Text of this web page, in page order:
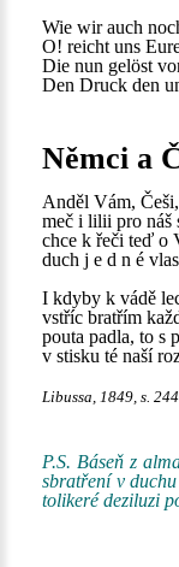
Wie wir auch
O! reicht uns
Die nun gelöst
Den Druck den
Němci a
Anděl Vám,
meč i lilii pro náš
chce k řeči teď o
duch j e d n é
I kdyby k vádě
vstříc bratřím
pouta padla, to s
v stisku té naší
Libussa, 1849, s. 244
P.S. Báseň z
sbratření v
tolikeré deziluzi